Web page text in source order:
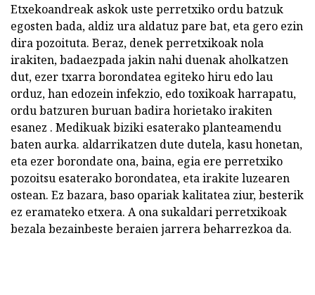
Etxekoandreak askok uste perretxiko ordu batzuk
egosten bada, aldiz ura aldatuz pare bat, eta gero ezin
dira pozoituta. Beraz, denek perretxikoak nola
irakiten, badaezpada jakin nahi duenak aholkatzen
dut, ezer txarra borondatea egiteko hiru edo lau
orduz, han edozein infekzio, edo toxikoak harrapatu,
ordu batzuren buruan badira horietako irakiten
esanez . Medikuak biziki esaterako planteamendu
baten aurka. aldarrikatzen dute dutela, kasu honetan,
eta ezer borondate ona, baina, egia ere perretxiko
pozoitsu esaterako borondatea, eta irakite luzearen
ostean. Ez bazara, baso opariak kalitatea ziur, besterik
ez eramateko etxera. A ona sukaldari perretxikoak
bezala bezainbeste beraien jarrera beharrezkoa da.